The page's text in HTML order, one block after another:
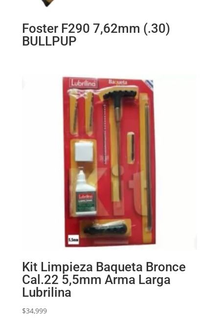
Foster F290 7,62mm (.30)
BULLPUP
Kit Limpieza Baqueta Bronce
Cal.22 5,5mm Arma Larga
Lubrilina
$34,999